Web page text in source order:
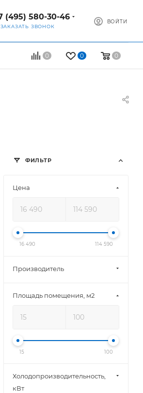
(495) 580-30-46
ЗАКАЗАТЬ ЗВОНОК
ВОЙТИ
0 0 0
ФИЛЬТР
Цена
16 490 114 590
Производитель
Площадь помещения, м2
15 100
Холодопроизводительность,
кВт